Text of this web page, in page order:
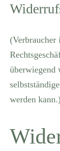
(Verbraucher
überwiegend
werden